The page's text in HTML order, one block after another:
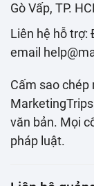
Gò Vấp, TP.
Liên hệ hỗ trợ:
email
Cấm sao
văn bản. Mọi
pháp luật.